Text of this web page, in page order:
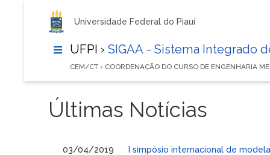
Universidade Federal do Piauí
UFPI › SIGAA - Sistema Integrado
CEM/CT › COORDENAÇÃO DO CURSO DE ENGENHARIA
Últimas Notícias
03/04/2019 I simpósio internacional de